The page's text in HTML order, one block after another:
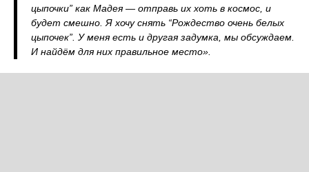
цыпочки” как Мадея — отправь их хоть в космос, и
будет смешно. Я хочу снять “Рождество очень белых
цыпочек”. У меня есть и другая задумка, мы обсуждаем.
И найдём для них правильное место».